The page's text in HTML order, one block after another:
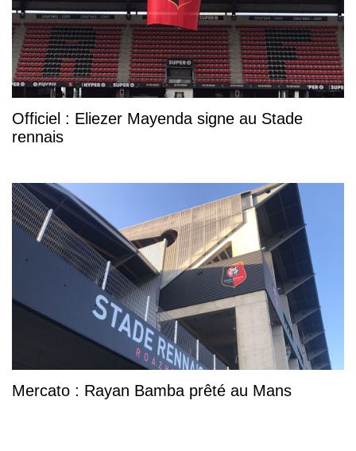
Officiel : Eliezer Mayenda signe au Stade
rennais
Mercato : Rayan Bamba prêté au Mans